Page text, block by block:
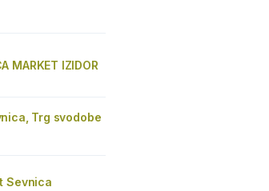
MARKET IZIDOR
Trg svodobe
Sevnica